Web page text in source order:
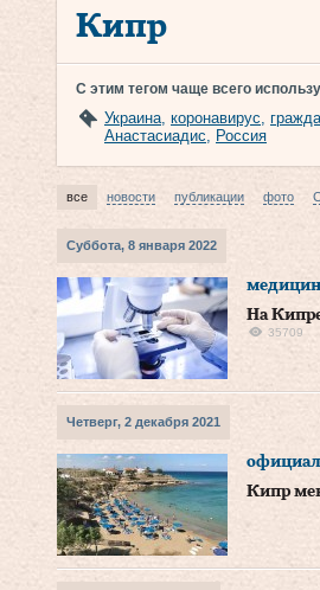
Кипр
С этим тегом чаще всего
Украина, коронавирус,
Анастасиадис, Россия
все новости публикации фото
Суббота, 8 января 2022
На
35709
Четверг, 2 декабря 2021
Кипр